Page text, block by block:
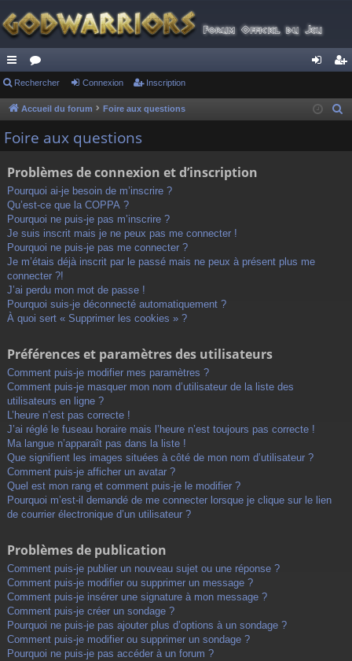
ac
co
ur
s
or
u ne cri
Rechercher Connexion Inscription
Accueil du forum Foire aux questions
Foire aux questions
Problèmes de connexion et d’inscription
Pourquoi ai-je besoin de m’inscrire ?
Qu’est-ce que la COPPA ?
Pourquoi ne puis-je pas m’inscrire ?
Je suis inscrit mais je ne peux pas me connecter !
Pourquoi ne puis-je pas me connecter ?
Je m’étais déjà inscrit par le passé mais ne peux à présent plus me
connecter ?!
J’ai perdu mon mot de passe !
Pourquoi suis-je déconnecté automatiquement ?
À quoi sert « Supprimer les cookies » ?
Préférences et paramètres des utilisateurs
Comment puis-je modifier mes paramètres ?
Comment puis-je masquer mon nom d’utilisateur de la liste des
utilisateurs en ligne ?
L’heure n’est pas correcte !
J’ai réglé le fuseau horaire mais l’heure n’est toujours pas correcte !
Ma langue n’apparaît pas dans la liste !
Que signifient les images situées à côté de mon nom d’utilisateur ?
Comment puis-je afficher un avatar ?
Quel est mon rang et comment puis-je le modifier ?
Pourquoi m’est-il demandé de me connecter lorsque je clique sur le lien
de courrier électronique d’un utilisateur ?
Problèmes de publication
Comment puis-je publier un nouveau sujet ou une réponse ?
Comment puis-je modifier ou supprimer un message ?
Comment puis-je insérer une signature à mon message ?
Comment puis-je créer un sondage ?
Pourquoi ne puis-je pas ajouter plus d’options à un sondage ?
Comment puis-je modifier ou supprimer un sondage ?
Pourquoi ne puis-je pas accéder à un forum ?